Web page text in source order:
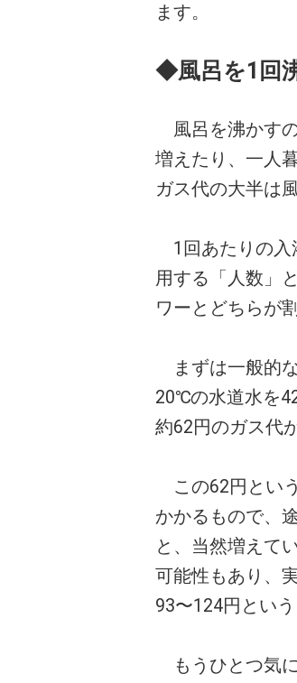
ます。
◆風呂を1回
風呂を沸かす
増えたり、一人
ガス代の大半は
1回あたりの入
用する「人数」
ワーとどちらが
まずは一般的
20℃の水道水を
約62円のガス代
この62円とい
かかるもので、
と、当然増えて
可能性もあり、
93〜124円とい
もうひとつ気